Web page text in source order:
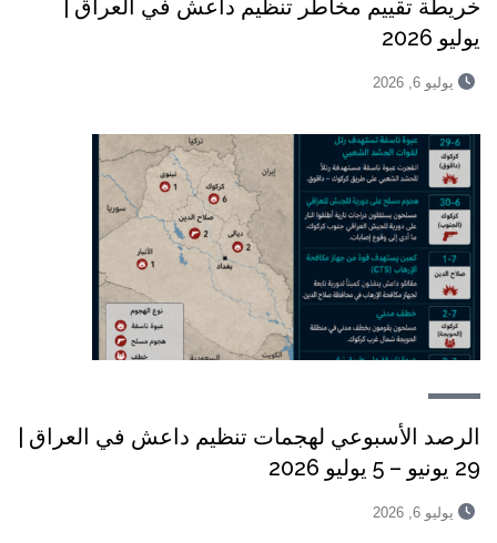
خريطة تقييم مخاطر تنظيم داعش في العراق |
يوليو 2026
يوليو 6, 2026
الرصد الأسبوعي لهجمات تنظيم داعش في العراق |
29 يونيو – 5 يوليو 2026
يوليو 6, 2026